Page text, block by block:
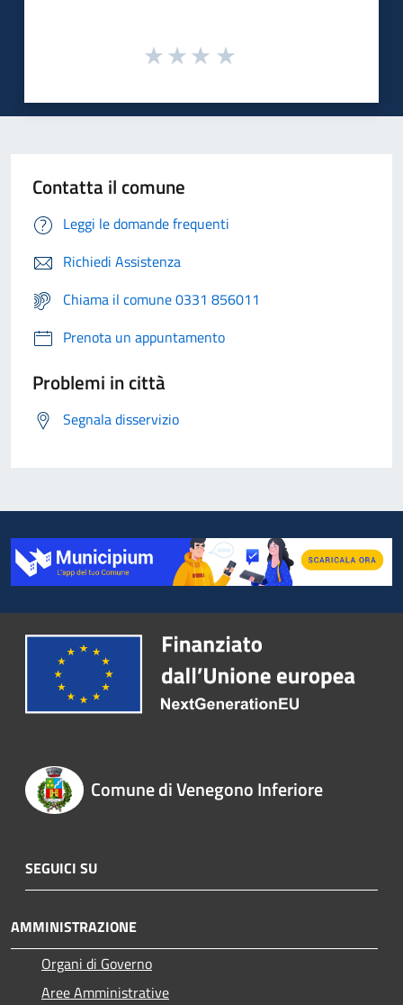
Contatta il comune
Leggi le domande frequenti
Richiedi Assistenza
Chiama il comune 0331 856011
Prenota un appuntamento
Problemi in città
Segnala disservizio
Comune di Venegono Inferiore
SEGUICI SU
AMMINISTRAZIONE
Organi di Governo
Aree Amministrative